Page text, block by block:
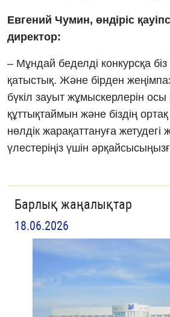
Евгений Чумин, өндіріс
директор:
– Мұндай беделді конкурсқа біз
қатыстық. Және бірден
бүкіл зауыт жұмыскерлерін
құттықтаймын және біздің
нөлдік жарақаттануға жетудегі
үлестеріңіз үшін
Барлық жаңалықтар
18.06.2026